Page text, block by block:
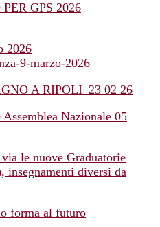
GPS 2026
2026
9-marzo-2026
A RIPOLI_23 02 26
Nazionale 05
le nuove Graduatorie
insegnamenti diversi da
forma al futuro